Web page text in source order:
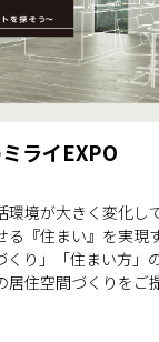
ライEXPO
境が大きく変化し
る『住まい』を実現
くり」「住まい方」
住空間づくりをご